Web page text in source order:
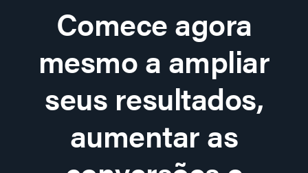
Comece agora
mesmo a ampliar
seus resultados,
aumentar as